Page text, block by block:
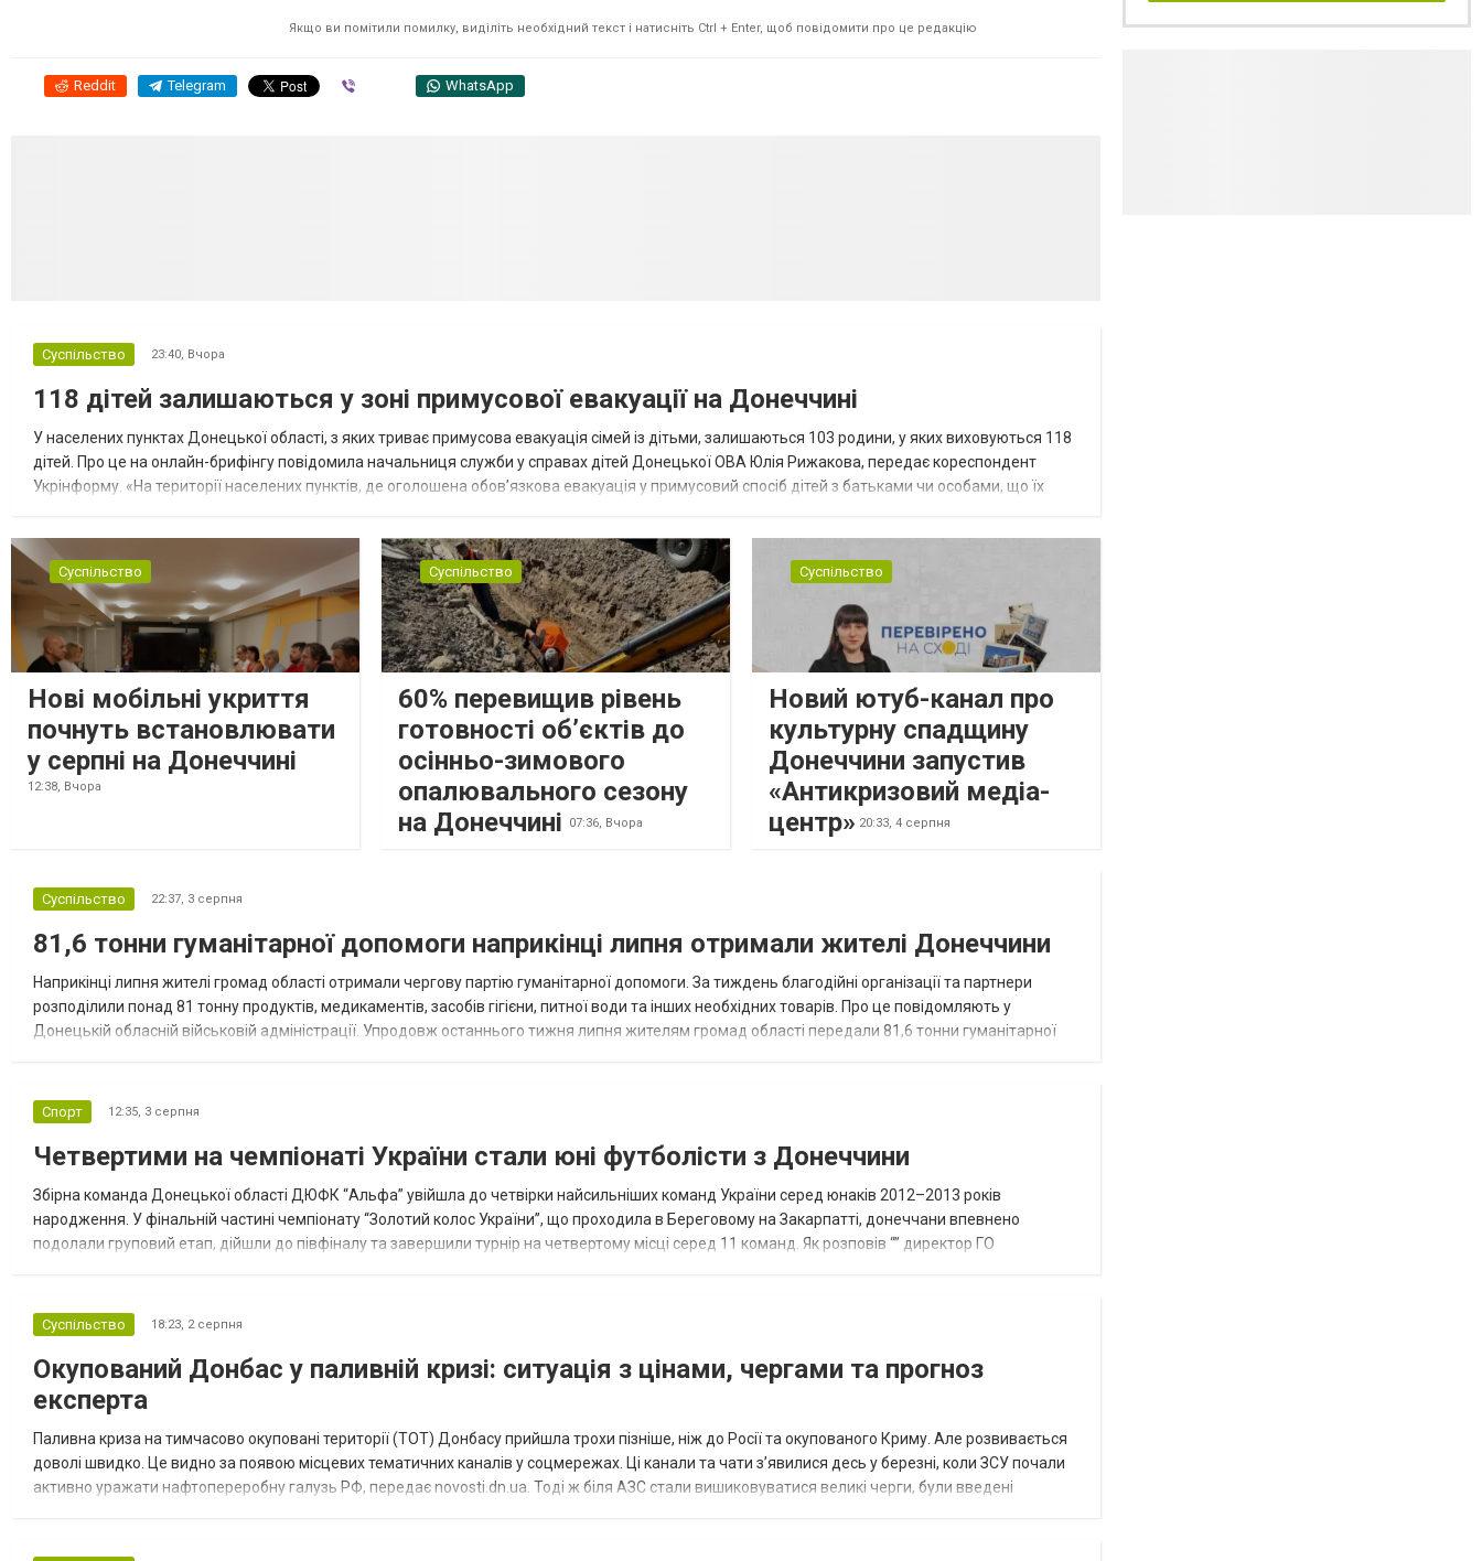
Якщо ви помітили помилку, виділіть необхідний текст і натисніть Ctrl + Enter, щоб повідомити про це редакцію
Reddit Telegram WhatsApp
Суспільство 23:40, Вчора
118 дітей залишаються у зоні примусової евакуації на Донеччині
У населених пунктах Донецької області, з яких триває примусова евакуація сімей із дітьми, залишаються 103 родини, у яких виховуються 118
дітей. Про це на онлайн-брифінгу повідомила начальниця служби у справах дітей Донецької ОВА Юлія Рижакова, передає кореспондент
Укрінформу. «На території населених пунктів, де оголошена обов’язкова евакуація у примусовий спосіб дітей з батьками чи особами, що їх
Суспільство
Нові мобільні укриття
почнуть встановлювати
у серпні на Донеччині
12:38, Вчора
Суспільство
60% перевищив рівень
готовності об’єктів до
осінньо-зимового
опалювального сезону
на Донеччині
07:36, Вчора
Суспільство
Новий ютуб-канал про
культурну спадщину
Донеччини запустив
«Антикризовий медіа-
центр» 20:33, 4 серпня
Суспільство 22:37, 3 серпня
81,6 тонни гуманітарної допомоги наприкінці липня отримали жителі Донеччини
Наприкінці липня жителі громад області отримали чергову партію гуманітарної допомоги. За тиждень благодійні організації та партнери
розподілили понад 81 тонну продуктів, медикаментів, засобів гігієни, питної води та інших необхідних товарів. Про це повідомляють у
Донецькій обласній військовій адміністрації. Упродовж останнього тижня липня жителям громад області передали 81,6 тонни гуманітарної
Спорт 12:35, 3 серпня
Четвертими на чемпіонаті України стали юні футболісти з Донеччини
Збірна команда Донецької області ДЮФК “Альфа” увійшла до четвірки найсильніших команд України серед юнаків 2012–2013 років
народження. У фінальній частині чемпіонату “Золотий колос України”, що проходила в Береговому на Закарпатті, донеччани впевнено
подолали груповий етап, дійшли до півфіналу та завершили турнір на четвертому місці серед 11 команд. Як розповів “” директор ГО
Суспільство 18:23, 2 серпня
Окупований Донбас у паливній кризі: ситуація з цінами, чергами та прогноз
експерта
Паливна криза на тимчасово окуповані території (ТОТ) Донбасу прийшла трохи пізніше, ніж до Росії та окупованого Криму. Але розвивається
доволі швидко. Це видно за появою місцевих тематичних каналів у соцмережах. Ці канали та чати з’явилися десь у березні, коли ЗСУ почали
активно уражати нафтопереробну галузь РФ, передає novosti.dn.ua. Тоді ж біля АЗС стали вишиковуватися великі черги, були введені